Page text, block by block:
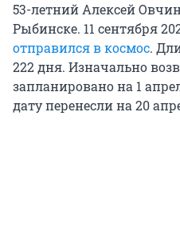
53-летний Алексей
Рыбинске. 11 сентября
отправился в космос.
222 дня. Изначально
запланировано на 1
дату перенесли на 20